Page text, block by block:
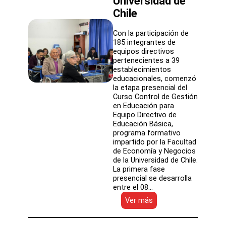
las
Chile
Con la participación de
185 integrantes de
equipos directivos
pertenecientes a 39
establecimientos
educacionales, comenzó
la etapa presencial del
Curso Control de Gestión
en Educación para
Equipo Directivo de
Educación Básica,
programa formativo
impartido por la Facultad
de Economía y Negocios
de la Universidad de Chile.
La primera fase
presencial se desarrolla
entre el 08…
Ver más
Equipos
directivos